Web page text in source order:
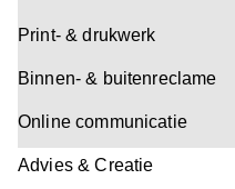
Print- & drukwerk
Binnen- & buitenreclame
Online communicatie
Advies & Creatie